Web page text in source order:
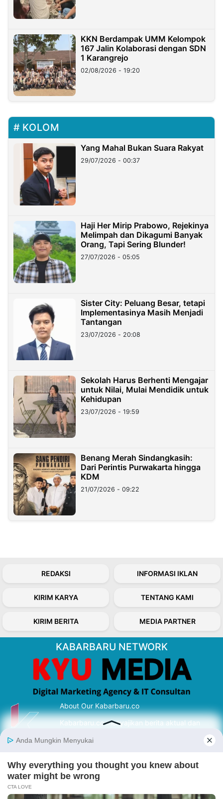
KKN Berdampak UMM Kelompok
167 Jalin Kolaborasi dengan SDN
1 Karangrejo
02/08/2026 - 19:20
KOLOM
Yang Mahal Bukan Suara Rakyat
29/07/2026 - 00:37
Haji Her Mirip Prabowo, Rejekinya
Melimpah dan Dikagumi Banyak
Orang, Tapi Sering Blunder!
27/07/2026 - 05:05
Sister City: Peluang Besar, tetapi
Implementasinya Masih Menjadi
Tantangan
23/07/2026 - 20:08
Sekolah Harus Berhenti Mengajar
untuk Nilai, Mulai Mendidik untuk
Kehidupan
23/07/2026 - 19:59
Benang Merah Sindangkasih:
Dari Perintis Purwakarta hingga
KDM
21/07/2026 - 09:22
REDAKSI INFORMASI IKLAN
KIRIM KARYA TENTANG KAMI
KIRIM BERITA MEDIA PARTNER
KABARBARU NETWORK
About Our Kabarbaru.co
Kabarbaru.co menyajikan berita aktual dan
serta terverifikasi dari sumber yang tepat.
Follow Kabarbaru